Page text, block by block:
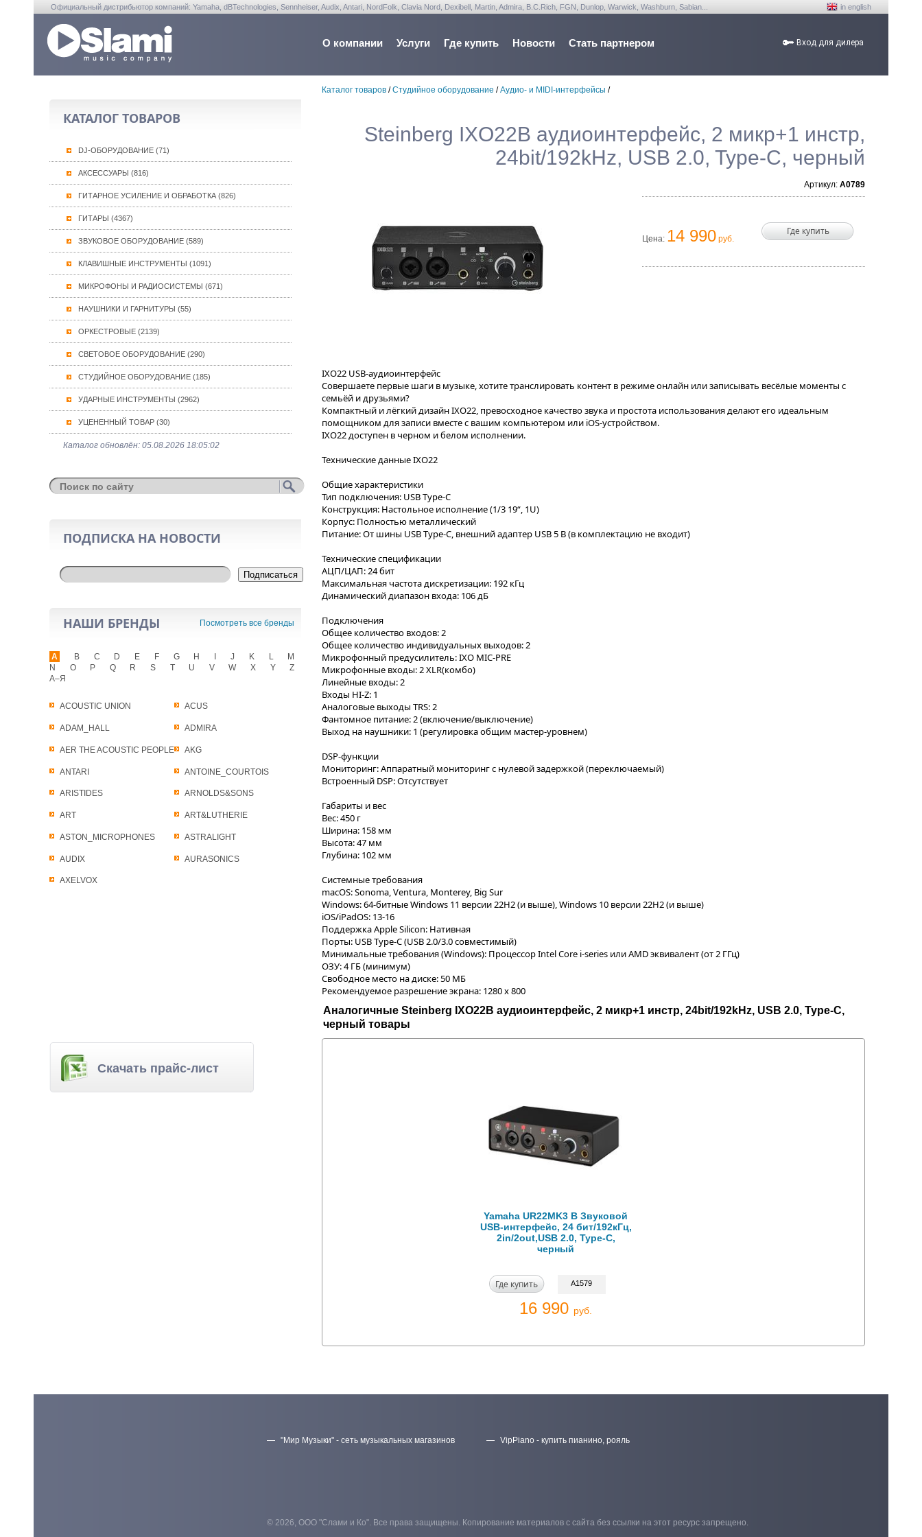
Официальный дистрибьютор компаний: Yamaha, dBTechnologies, Sennheiser, Audix, Antari, NordFolk, Clavia Nord, Dexibell, Martin, Admira, B.C.Rich, FGN, Dunlop, Warwick, Washburn, Sabian... in english
О компании Услуги Где купить Новости Стать партнером Вход для дилера
КАТАЛОГ ТОВАРОВ
DJ-ОБОРУДОВАНИЕ (71)
АКСЕССУАРЫ (816)
ГИТАРНОЕ УСИЛЕНИЕ И ОБРАБОТКА (826)
ГИТАРЫ (4367)
ЗВУКОВОЕ ОБОРУДОВАНИЕ (589)
КЛАВИШНЫЕ ИНСТРУМЕНТЫ (1091)
МИКРОФОНЫ И РАДИОСИСТЕМЫ (671)
НАУШНИКИ И ГАРНИТУРЫ (55)
ОРКЕСТРОВЫЕ (2139)
СВЕТОВОЕ ОБОРУДОВАНИЕ (290)
СТУДИЙНОЕ ОБОРУДОВАНИЕ (185)
УДАРНЫЕ ИНСТРУМЕНТЫ (2962)
УЦЕНЕННЫЙ ТОВАР (30)
Каталог обновлён: 05.08.2026 18:05:02
ПОДПИСКА НА НОВОСТИ
Подписаться
НАШИ БРЕНДЫ Посмотреть все бренды
A
ACOUSTIC UNION ACUS
ADAM_HALL ADMIRA
AER THE ACOUSTIC PEOPLE AKG
ANTARI ANTOINE_COURTOIS
ARISTIDES ARNOLDS&SONS
ART ART&LUTHERIE
ASTON_MICROPHONES ASTRALIGHT
AUDIX AURASONICS
AXELVOX
B C D E F G H J K L
M
N
O P Q R S T U V W X Y
Z
А–Я
Скачать прайс-лист
Каталог товаров /Студийное оборудование /Аудио- и MIDI-интерфейсы /
Steinberg IXO22B аудиоинтерфейс, 2 микр+1 инстр,
24bit/192kHz, USB 2.0, Type-C, черный
Артикул: A0789
Цена: 14 990 руб.
Где купить
IXO22 USB-аудиоинтерфейс
Совершаете первые шаги в музыке, хотите транслировать контент в режиме онлайн или записывать весёлые моменты с
семьёй и друзьями?
Компактный и лёгкий дизайн IXO22, превосходное качество звука и простота использования делают его идеальным
помощником для записи вместе с вашим компьютером или iOS-устройством.
IXO22 доступен в черном и белом исполнении.
Технические данные IXO22
Общие характеристики
Тип подключения: USB Type-C
Конструкция: Настольное исполнение (1/3 19“, 1U)
Корпус: Полностью металлический
Питание: От шины USB Type-C, внешний адаптер USB 5 В (в комплектацию не входит)
Технические спецификации
АЦП/ЦАП: 24 бит
Максимальная частота дискретизации: 192 кГц
Динамический диапазон входа: 106 дБ
Подключения
Общее количество входов: 2
Общее количество индивидуальных выходов: 2
Микрофонный предусилитель: IXO MIC-PRE
Микрофонные входы: 2 XLR(комбо)
Линейные входы: 2
Входы HI-Z: 1
Аналоговые выходы TRS: 2
Фантомное питание: 2 (включение/выключение)
Выход на наушники: 1 (регулировка общим мастер-уровнем)
DSP-функции
Мониторинг: Аппаратный мониторинг с нулевой задержкой (переключаемый)
Встроенный DSP: Отсутствует
Габариты и вес
Вес: 450 г
Ширина: 158 мм
Высота: 47 мм
Глубина: 102 мм
Системные требования
macOS: Sonoma, Ventura, Monterey, Big Sur
Windows: 64-битные Windows 11 версии 22H2 (и выше), Windows 10 версии 22H2 (и выше)
iOS/iPadOS: 13-16
Поддержка Apple Silicon: Нативная
Порты: USB Type-C (USB 2.0/3.0 совместимый)
Минимальные требования (Windows): Процессор Intel Core i-series или AMD эквивалент (от 2 ГГц)
ОЗУ: 4 ГБ (минимум)
Свободное место на диске: 50 МБ
Рекомендуемое разрешение экрана: 1280 x 800
Аналогичные Steinberg IXO22B аудиоинтерфейс, 2 микр+1 инстр, 24bit/192kHz, USB 2.0, Type-C,
черный товары
Yamaha UR22MK3 B Звуковой
USB-интерфейс, 24 бит/192кГц,
2in/2out,USB 2.0, Type-C,
черный
Где купить A1579
16 990 руб.
"Мир Музыки" - сеть музыкальных магазинов VipPiano - купить пианино, рояль
© 2026, ООО "Слами и Ко". Все права защищены. Копирование материалов с сайта без ссылки на этот ресурс запрещено.